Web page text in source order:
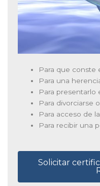
Para que conste
Para una
Para presentarlo
Para divorciarse
Para acceso de
Para recibir una
Solicitar